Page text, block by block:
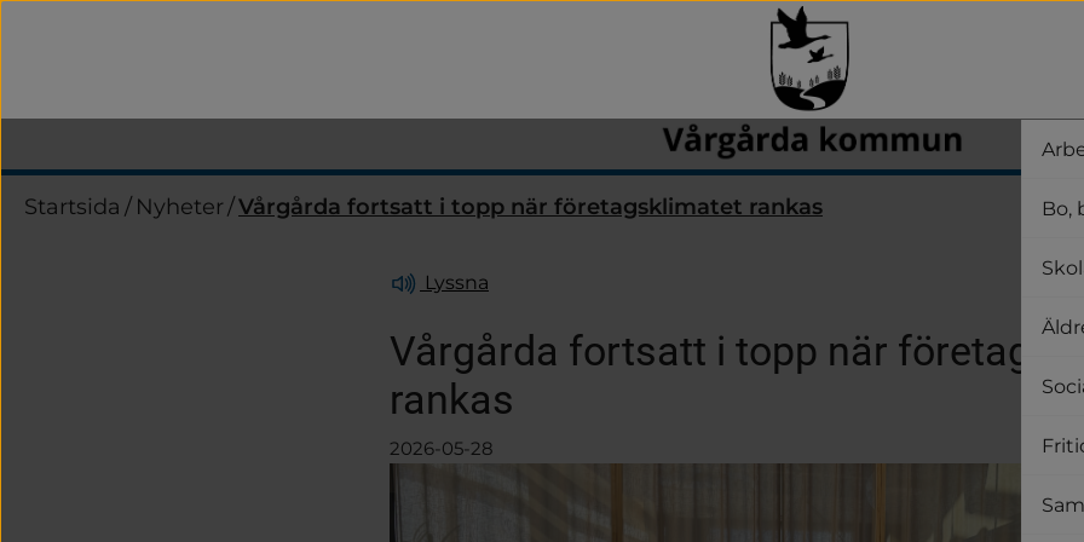
Bo,
Startsida / Nyheter/Vårgårda fortsatt i topp när företagsklimatet rankas
Lyssna
Vårgårda fortsatt i topp när
rankas
2026-05-28